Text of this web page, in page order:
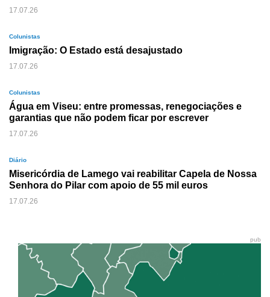
17.07.26
Colunistas
Imigração: O Estado está desajustado
17.07.26
Colunistas
Água em Viseu: entre promessas, renegociações e
garantias que não podem ficar por escrever
17.07.26
Diário
Misericórdia de Lamego vai reabilitar Capela de Nossa
Senhora do Pilar com apoio de 55 mil euros
17.07.26
pub